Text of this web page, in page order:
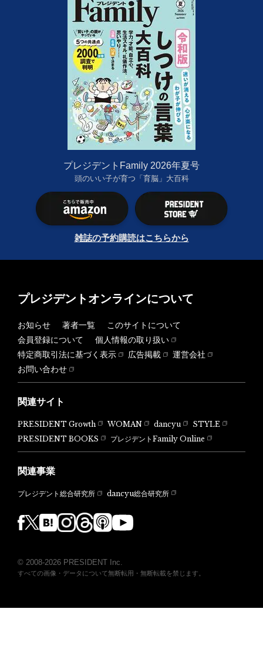
プレジデントFamily 2026年夏号
頭のいい子が育つ「育脳」大百科
雑誌の予約購読はこちらから
プレジデントオンラインについて
お知らせ 著者一覧
このサイトについて
会員登録について
個人情報の取り扱い
特定商取引法に基づく表示
広告掲載
運営会社
お問い合わせ
関連サイト
PRESIDENT Growth WOMAN dancyu
STYLE
PRESIDENT BOOKS
プレジデントFamily Online
関連事業
プレジデント総合研究所 dancyu総合研究所
© 2008-2026 PRESIDENT Inc.
すべての画像・データについて無断転用・無断転載を禁じます。